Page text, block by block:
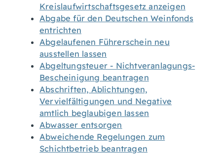
Kreislaufwirtschaftsgesetz anzeigen
Abgabe für den Deutschen Weinfonds
entrichten
Abgelaufenen Führerschein neu
ausstellen lassen
Abgeltungsteuer - Nichtveranlagungs-
Bescheinigung beantragen
Abschriften, Ablichtungen,
Vervielfältigungen und Negative
amtlich beglaubigen lassen
Abwasser entsorgen
Abweichende Regelungen zum
Schichtbetrieb beantragen